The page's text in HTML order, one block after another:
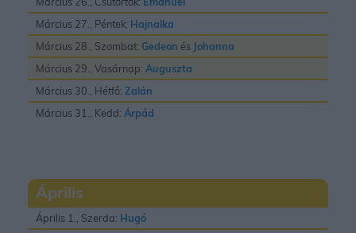
Március 27., Péntek: Hajnalka
Március 28., Szombat: Gedeon és Johanna
Március 29., Vasárnap: Auguszta
Március 30., Hétfő: Zalán
Március 31., Kedd: Árpád
Április
Április 1., Szerda: Hugó